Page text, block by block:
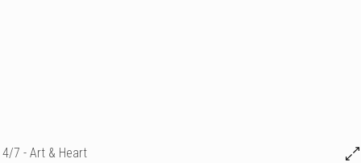
4/7 - Art & Heart